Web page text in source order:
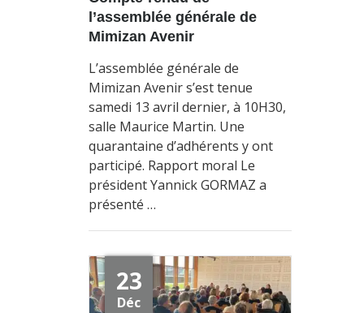
l’assemblée générale de
Mimizan Avenir
L’assemblée générale de
Mimizan Avenir s’est tenue
samedi 13 avril dernier, à 10H30,
salle Maurice Martin. Une
quarantaine d’adhérents y ont
participé. Rapport moral Le
président Yannick GORMAZ a
présenté …
23
Déc